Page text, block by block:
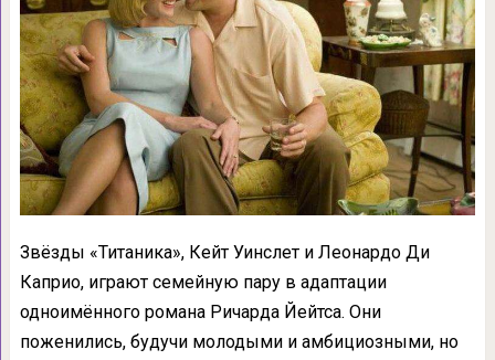
Звёзды «Титаника», Кейт Уинслет и Леонардо Ди
Каприо, играют семейную пару в адаптации
одноимённого романа Ричарда Йейтса. Они
поженились, будучи молодыми и амбициозными, но